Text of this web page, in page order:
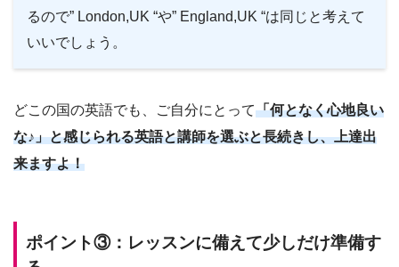
るので” London,UK “や” England,UK “は同じと考えて
いいでしょう。
どこの国の英語でも、ご自分にとって「何となく心地良い
な♪」と感じられる英語と講師を選ぶと長続きし、上達出
来ますよ！
ポイント③：レッスンに備えて少しだけ準備す